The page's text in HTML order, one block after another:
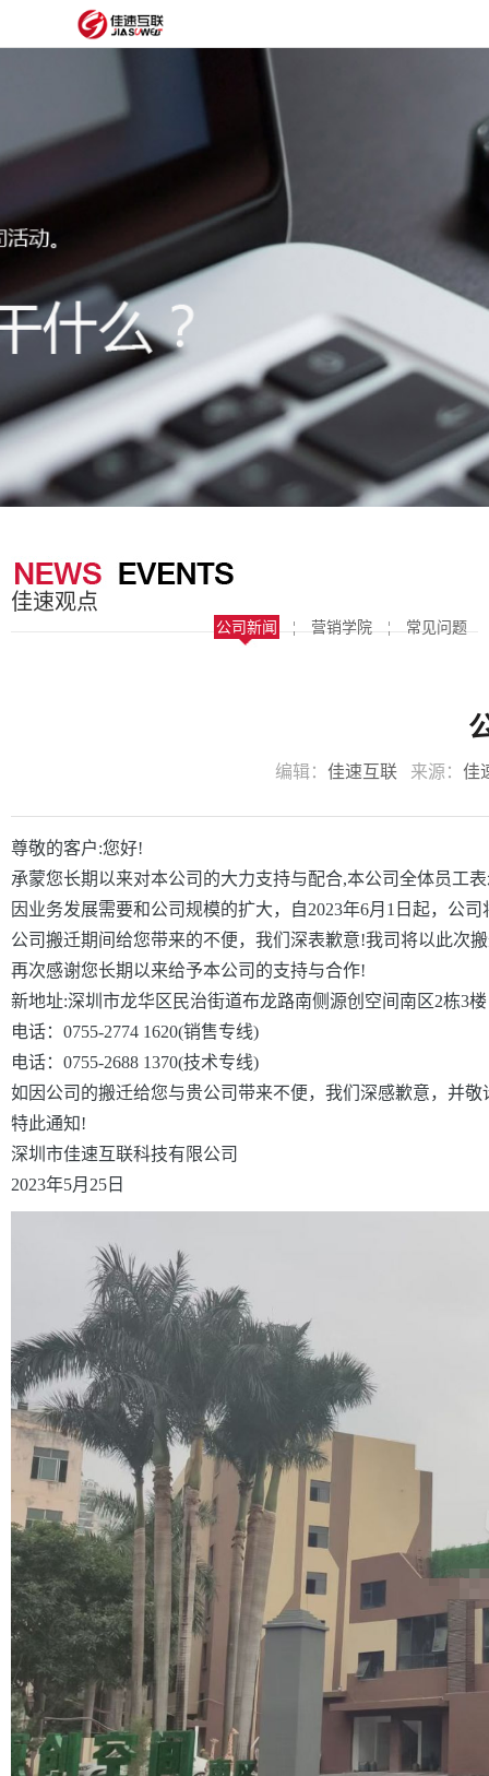
设
网
建
制
板
抖
获
里
服
经
案
站
圈
子
关
佳速观点
公司新闻 ¦ 营销学院 ¦ 常见问题
编辑： 佳速互联 来源： 佳
尊敬的客户:您好!
承蒙您长期以来对本公司的大力支持与配合,本公司全体员工
因业务发展需要和公司规模的扩大，自2023年6月1日起，公
公司搬迁期间给您带来的不便，我们深表歉意!我司将以此次
再次感谢您长期以来给予本公司的支持与合作!
新地址:深圳市龙华区民治街道布龙路南侧源创空间南区2栋3楼
电话：0755-2774 1620(销售专线)
电话：0755-2688 1370(技术专线)
如因公司的搬迁给您与贵公司带来不便，我们深感歉意，并敬
特此通知!
深圳市佳速互联科技有限公司
2023年5月25日